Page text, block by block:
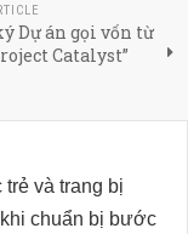
Dự án gọi vốn từ
Catalyst”
và trang bị
chuẩn bị bước